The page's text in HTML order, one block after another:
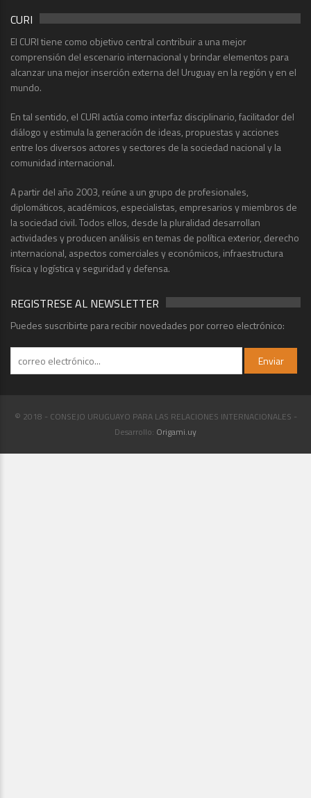
CURI
El CURI tiene como objetivo central contribuir a una mejor
comprensión del escenario internacional y brindar elementos para
alcanzar una mejor inserción externa del Uruguay en la región y en el
mundo.
En tal sentido, el CURI actúa como interfaz disciplinario, facilitador del
diálogo y estimula la generación de ideas, propuestas y acciones
entre los diversos actores y sectores de la sociedad nacional y la
comunidad internacional.
A partir del año 2003, reúne a un grupo de profesionales,
diplomáticos, académicos, especialistas, empresarios y miembros de
la sociedad civil. Todos ellos, desde la pluralidad desarrollan
actividades y producen análisis en temas de política exterior, derecho
internacional, aspectos comerciales y económicos, infraestructura
física y logística y seguridad y defensa.
REGISTRESE AL NEWSLETTER
Puedes suscribirte para recibir novedades por correo electrónico:
© 2018 - CONSEJO URUGUAYO PARA LAS RELACIONES INTERNACIONALES -
Desarrollo: Origami.uy